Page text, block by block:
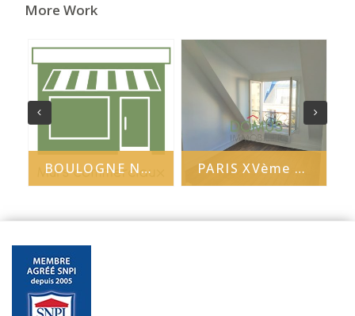
More Work
BOULOGNE NORD - JB Clément PARIS XVème - Dupleix